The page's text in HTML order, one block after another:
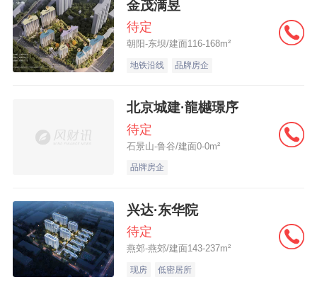
金茂满昱
待定
朝阳-东坝/建面116-168m²
地铁沿线 品牌房企
北京城建·龍樾璟序
待定
石景山-鲁谷/建面0-0m²
品牌房企
兴达·东华院
待定
燕郊-燕郊/建面143-237m²
现房 低密居所